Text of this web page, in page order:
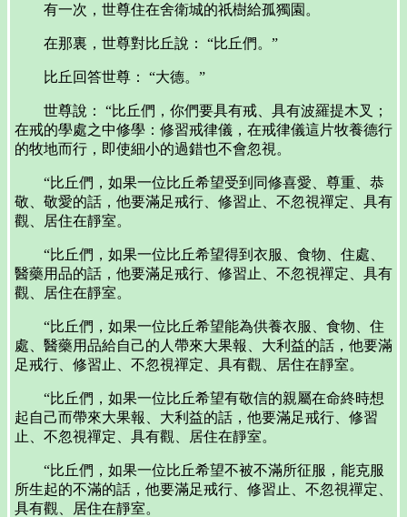
有一次，世尊住在舍衛城的祇樹給孤獨園。
在那裏，世尊對比丘說： “比丘們。”
比丘回答世尊： “大德。”
世尊說： “比丘們，你們要具有戒、具有波羅提木叉；
在戒的學處之中修學：修習戒律儀，在戒律儀這片牧養德行
的牧地而行，即使細小的過錯也不會忽視。
“比丘們，如果一位比丘希望受到同修喜愛、尊重、恭
敬、敬愛的話，他要滿足戒行、修習止、不忽視禪定、具有
觀、居住在靜室。
“比丘們，如果一位比丘希望得到衣服、食物、住處、
醫藥用品的話，他要滿足戒行、修習止、不忽視禪定、具有
觀、居住在靜室。
“比丘們，如果一位比丘希望能為供養衣服、食物、住
處、醫藥用品給自己的人帶來大果報、大利益的話，他要滿
足戒行、修習止、不忽視禪定、具有觀、居住在靜室。
“比丘們，如果一位比丘希望有敬信的親屬在命終時想
起自己而帶來大果報、大利益的話，他要滿足戒行、修習
止、不忽視禪定、具有觀、居住在靜室。
“比丘們，如果一位比丘希望不被不滿所征服，能克服
所生起的不滿的話，他要滿足戒行、修習止、不忽視禪定、
具有觀、居住在靜室。